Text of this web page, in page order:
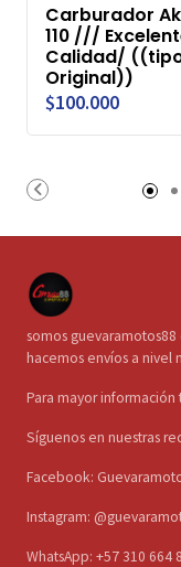
Carburador
110 ///
Calidad/
Original))
$100.000
somos guevaramotos88
hacemos envíos a nivel
Para mayor información
Síguenos en nuestras
Facebook:
Instagram:
WhatsApp: +57 310 664